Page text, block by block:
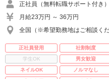
正社員（無料転職サポート付き）
月給23万円 ～ 36万円
全国（※希望勤務地はご相談くだ
正社員登用 社割制度
学生OK
男女歓迎
ネイルOK
ノルマなし